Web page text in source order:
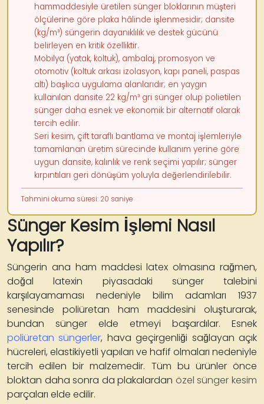
hammaddesiyle üretilen sünger bloklarının müşteri
ölçülerine göre plaka hâlinde işlenmesidir; dansite
(kg/m³) süngerin dayanıklılık ve destek gücünü
belirleyen en kritik özelliktir.
Mobilya (yatak, koltuk), ambalaj, promosyon ve
otomotiv (koltuk arkası izolasyon, kapı paneli, paspas
altı) başlıca uygulama alanlarıdır; en yaygın
kullanılan dansite 22 kg/m³ gri sünger olup polietilen
sünger daha esnek ve ekonomik bir alternatif olarak
tercih edilir.
Seri kesim, çift taraflı bantlama ve montaj işlemleriyle
tamamlanan üretim sürecinde kullanım yerine göre
uygun dansite, kalınlık ve renk seçimi yapılır; sünger
kırpıntıları geri dönüşüm yoluyla değerlendirilebilir.
Tahmini okuma süresi: 20 saniye
Sünger Kesim İşlemi Nasıl
Yapılır?
Süngerin ana ham maddesi latex olmasına rağmen,
doğal latexin piyasadaki sünger talebini
karşılayamaması nedeniyle bilim adamları 1937
senesinde poliüretan ham maddesini oluşturarak,
bundan sünger elde etmeyi başardılar. Esnek
poliüretan süngerler, hava geçirgenliği sağlayan açık
hücreleri, elastikiyetli yapıları ve hafif olmaları nedeniyle
tercih edilen bir malzemedir. Tüm bu ürünler önce
bloktan daha sonra da plakalardan özel sünger kesim
parçaları elde edilir.